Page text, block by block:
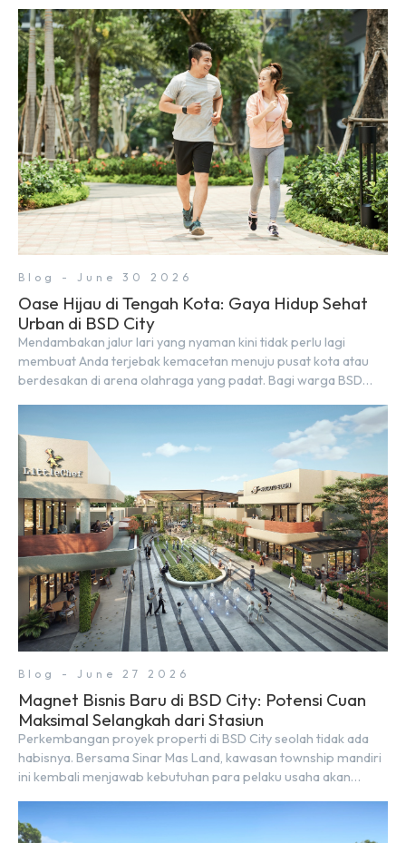
nyaman, baik untuk produktif bekerja (WFC) maupun sekadar
bersantai bersama orang terdekat. Kabar baiknya, deretan
kafe hits ini tersebar di lokasi-lokasi strategis yang sangat […]
Blog - June 30 2026
Oase Hijau di Tengah Kota: Gaya Hidup Sehat
Urban di BSD City
Mendambakan jalur lari yang nyaman kini tidak perlu lagi
membuat Anda terjebak kemacetan menuju pusat kota atau
berdesakan di arena olahraga yang padat. Bagi warga BSD
sekitar yang rindang, estetik, dan menenangkan. Sebagai
kawasan township terpadu, BSD City terus bertransformasi
menjadi area hunian modern yang sangat mendukung […]
Blog - June 27 2026
Magnet Bisnis Baru di BSD City: Potensi Cuan
Maksimal Selangkah dari Stasiun
Perkembangan proyek properti di BSD City seolah tidak ada
habisnya. Bersama Sinar Mas Land, kawasan township mandiri
ini kembali menjawab kebutuhan para pelaku usaha akan
Alley Walk. Ruko terbaru di BSD City ini datang dengan
keunggulan geografis yang sangat strategis. Letaknya